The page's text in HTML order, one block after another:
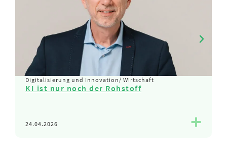
Digitalisierung und Innovation/ Wirtschaft
KI ist nur noch der Rohstoff
24.04.2026